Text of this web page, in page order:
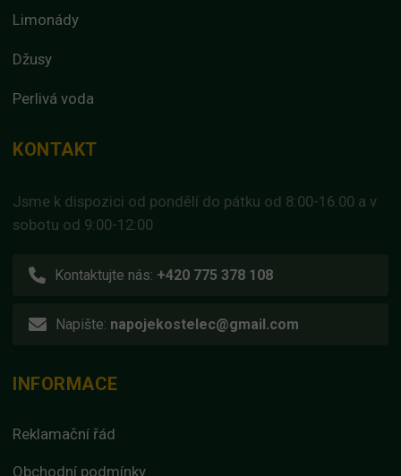
Limonády
Džusy
Perlivá voda
KONTAKT
Jsme k dispozici od pondělí do pátku od 8:00-16.00 a v
sobotu od 9:00-12:00
Kontaktujte nás: +420 775 378 108
Napište: napojekostelec@gmail.com
INFORMACE
Reklamační řád
Obchodní podmínky